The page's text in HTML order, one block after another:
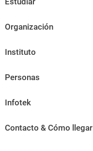
Organización
Instituto
Personas
Infotek
Contacto & Cómo llegar